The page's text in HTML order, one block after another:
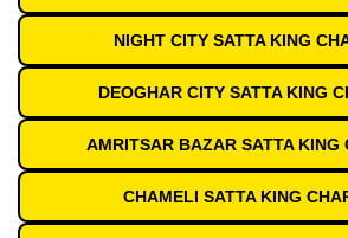
NIGHT CITY SATTA KING
DEOGHAR CITY SATTA KING
AMRITSAR BAZAR SATTA KING
CHAMELI SATTA KING